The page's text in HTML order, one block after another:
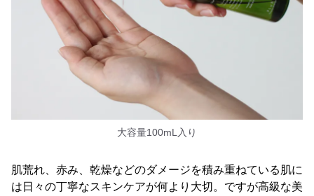
大容量100mL入り
肌荒れ、赤み、乾燥などのダメージを積み重ねている肌に
は日々の丁寧なスキンケアが何より大切。ですが高級な美